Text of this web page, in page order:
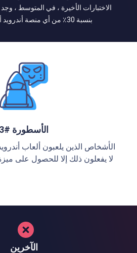
بنسبة 30٪ من أي منصة أندرويد أخرى في العالم.
الأسطورة #3
الأشخاص الذين يلعبون ألعاب
لا يفعلون ذلك إلا للحصول على
الآخرين